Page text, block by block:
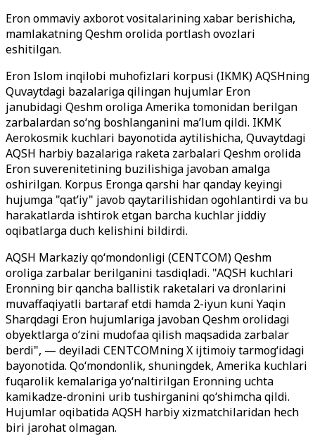
Eron ommaviy axborot vositalarining xabar berishicha,
mamlakatning Qeshm orolida portlash ovozlari
eshitilgan.
Eron Islom inqilobi muhofizlari korpusi (IKMK) AQSHning
Quvaytdagi bazalariga qilingan hujumlar Eron
janubidagi Qeshm oroliga Amerika tomonidan berilgan
zarbalardan so‘ng boshlanganini ma’lum qildi. IKMK
Aerokosmik kuchlari bayonotida aytilishicha, Quvaytdagi
AQSH harbiy bazalariga raketa zarbalari Qeshm orolida
Eron suverenitetining buzilishiga javoban amalga
oshirilgan. Korpus Eronga qarshi har qanday keyingi
hujumga "qat’iy" javob qaytarilishidan ogohlantirdi va bu
harakatlarda ishtirok etgan barcha kuchlar jiddiy
oqibatlarga duch kelishini bildirdi.
AQSH Markaziy qo‘mondonligi (CENTCOM) Qeshm
oroliga zarbalar berilganini tasdiqladi. "AQSH kuchlari
Eronning bir qancha ballistik raketalari va dronlarini
muvaffaqiyatli bartaraf etdi hamda 2-iyun kuni Yaqin
Sharqdagi Eron hujumlariga javoban Qeshm orolidagi
obyektlarga o‘zini mudofaa qilish maqsadida zarbalar
berdi", — deyiladi CENTCOMning X ijtimoiy tarmog‘idagi
bayonotida. Qo‘mondonlik, shuningdek, Amerika kuchlari
fuqarolik kemalariga yo‘naltirilgan Eronning uchta
kamikadze-dronini urib tushirganini qo‘shimcha qildi.
Hujumlar oqibatida AQSH harbiy xizmatchilaridan hech
biri jarohat olmagan.